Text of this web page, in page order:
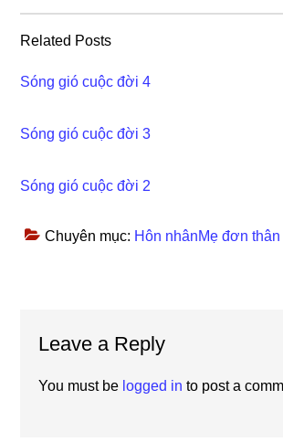
Related Posts
Sóng gió cuộc đời 4
Sóng gió cuộc đời 3
Sóng gió cuộc đời 2
Chuyên mục: Hôn nhânMẹ đơn thân
Interactions
Leave a Reply
You must be logged in to post a